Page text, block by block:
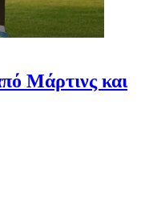
Μάρτινς και